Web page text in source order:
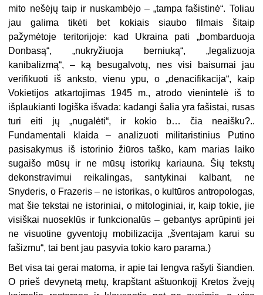
mito nešėjų taip ir nuskambėjo – „tampa fašistinė“. Toliau
jau galima tikėti bet kokiais siaubo filmais šitaip
pažymėtoje teritorijoje: kad Ukraina pati „bombarduoja
Donbasą“, „nukryžiuoja berniuką“, „legalizuoja
kanibalizmą“, – ką besugalvotų, nes visi baisumai jau
verifikuoti iš anksto, vienu ypu, o „denacifikacija“, kaip
Vokietijos atkartojimas 1945 m., atrodo vienintelė iš to
išplaukianti logiška išvada: kadangi šalia yra fašistai, rusas
turi eiti jų „nugalėti“, ir kokio b… čia neaišku?..
Fundamentali klaida – analizuoti militaristinius Putino
pasisakymus iš istorinio žiūros taško, kam marias laiko
sugaišo mūsų ir ne mūsų istorikų kariauna. Šių tekstų
dekonstravimui reikalingas, santykinai kalbant, ne
Snyderis, o Frazeris – ne istorikas, o kultūros antropologas,
mat šie tekstai ne istoriniai, o mitologiniai, ir, kaip tokie, jie
visiškai nuoseklūs ir funkcionalūs – gebantys aprūpinti jei
ne visuotine gyventojų mobilizacija „šventajam karui su
fašizmu“, tai bent jau pasyvia tokio karo parama.)
Bet visa tai gerai matoma, ir apie tai lengva rašyti šiandien.
O prieš devynetą metų, krapštant aštuonkojį Kretos žvejų